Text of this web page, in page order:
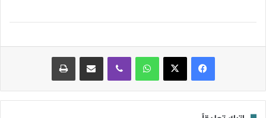
واتساب مشاركة عبر البريد